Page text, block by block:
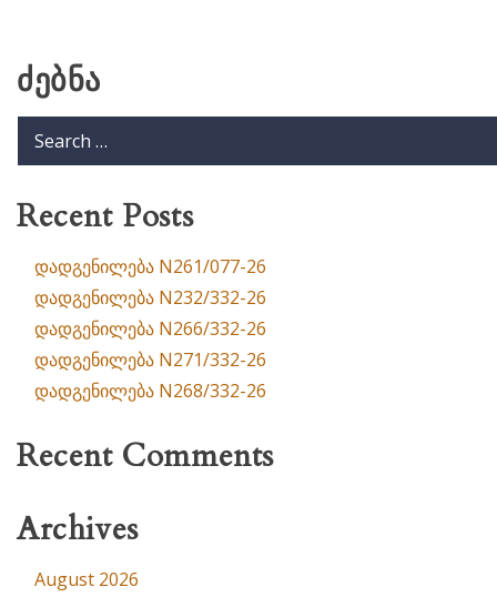
ძებნა
Recent Posts
დადგენილება N261/077-26
დადგენილება N232/332-26
დადგენილება N266/332-26
დადგენილება N271/332-26
დადგენილება N268/332-26
Recent Comments
Archives
August 2026